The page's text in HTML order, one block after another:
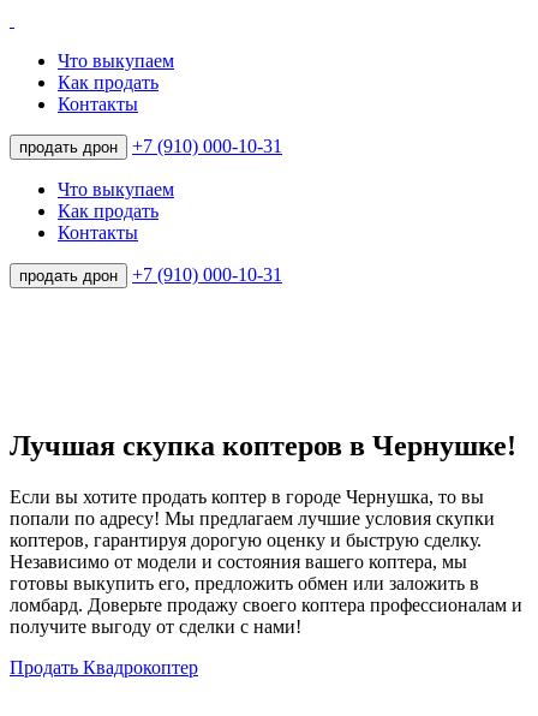
Что выкупаем
Как продать
Контакты
продать дрон +7 (910) 000-10-31
Что выкупаем
Как продать
Контакты
продать дрон +7 (910) 000-10-31
Лучшая скупка коптеров в Чернушке!
Если вы хотите продать коптер в городе Чернушка, то вы
попали по адресу! Мы предлагаем лучшие условия скупки
коптеров, гарантируя дорогую оценку и быструю сделку.
Независимо от модели и состояния вашего коптера, мы
готовы выкупить его, предложить обмен или заложить в
ломбард. Доверьте продажу своего коптера профессионалам и
получите выгоду от сделки с нами!
Продать Квадрокоптер